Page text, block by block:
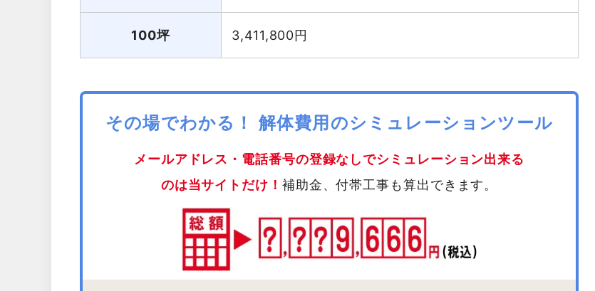
100坪 3,411,800円
その場でわかる！ 解体費用のシミュレーションツール
メールアドレス・電話番号の登録なしでシミュレーション出来る
のは当サイトだけ！ 補助金、付帯工事も算出できます。